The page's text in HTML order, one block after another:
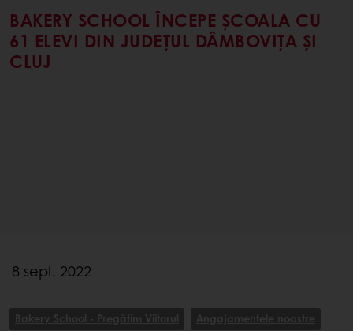
BAKERY SCHOOL ÎNCEPE ȘCOALA CU
61 ELEVI DIN JUDEȚUL DÂMBOVIȚA ȘI
CLUJ
8 sept. 2022
Bakery School - Pregătim Viitorul Angajamentele noastre